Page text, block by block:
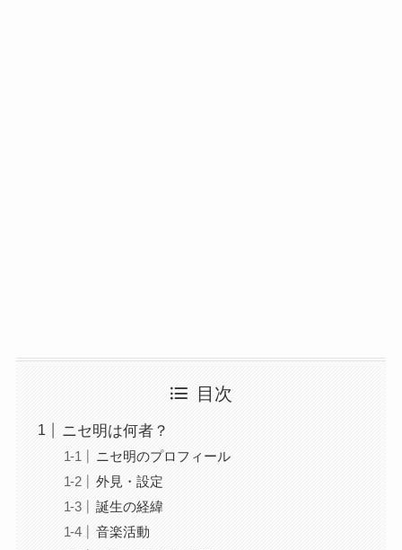
目次
ニセ明は何者？
ニセ明のプロフィール
外見・設定
誕生の経緯
音楽活動